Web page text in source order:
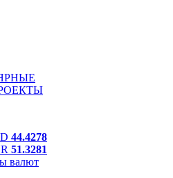
44.4278
51.3281
валют